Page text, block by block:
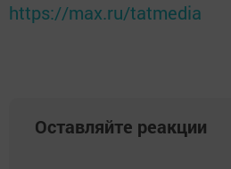
https://max.ru/tatmedia
Оставляйте реакции